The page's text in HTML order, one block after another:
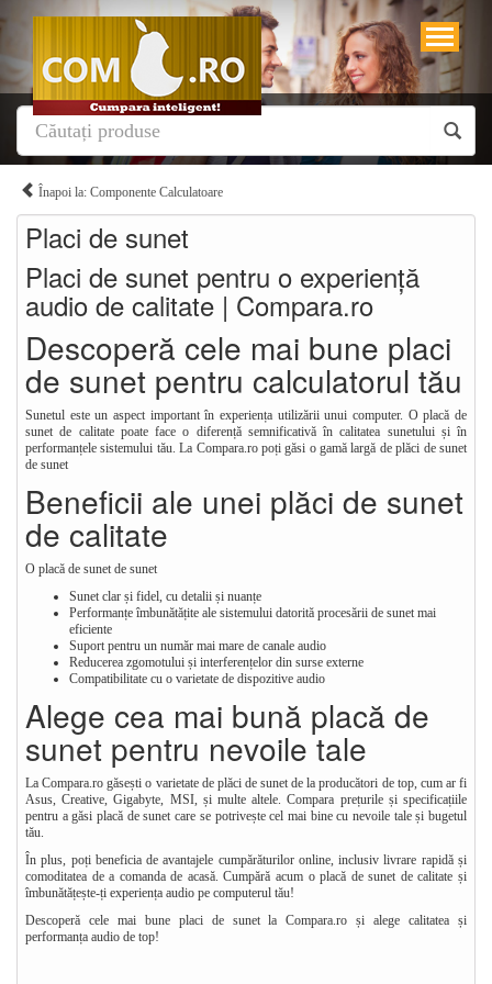
Înapoi la: Componente Calculatoare
Placi de sunet
Placi de sunet pentru o experiență
audio de calitate | Compara.ro
Descoperă cele mai bune placi
de sunet pentru calculatorul tău
Sunetul este un aspect important în experiența utilizării unui computer. O placă de
sunet de calitate poate face o diferență semnificativă în calitatea sunetului și în
performanțele sistemului tău. La Compara.ro poți găsi o gamă largă de plăci de sunet
de sunet
Beneficii ale unei plăci de sunet
de calitate
O placă de sunet de sunet
Sunet clar și fidel, cu detalii și nuanțe
Performanțe îmbunătățite ale sistemului datorită procesării de sunet mai
eficiente
Suport pentru un număr mai mare de canale audio
Reducerea zgomotului și interferențelor din surse externe
Compatibilitate cu o varietate de dispozitive audio
Alege cea mai bună placă de
sunet pentru nevoile tale
La Compara.ro găsești o varietate de plăci de sunet de la producători de top, cum ar fi
Asus, Creative, Gigabyte, MSI, și multe altele. Compara prețurile și specificațiile
pentru a găsi placă de sunet care se potrivește cel mai bine cu nevoile tale și bugetul
tău.
În plus, poți beneficia de avantajele cumpărăturilor online, inclusiv livrare rapidă și
comoditatea de a comanda de acasă. Cumpără acum o placă de sunet de calitate și
îmbunătățește-ți experiența audio pe computerul tău!
Descoperă cele mai bune placi de sunet la Compara.ro și alege calitatea și
performanța audio de top!